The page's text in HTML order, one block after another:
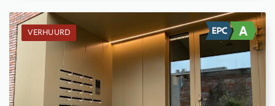
VERHUURD
Verhuurd: Appartement